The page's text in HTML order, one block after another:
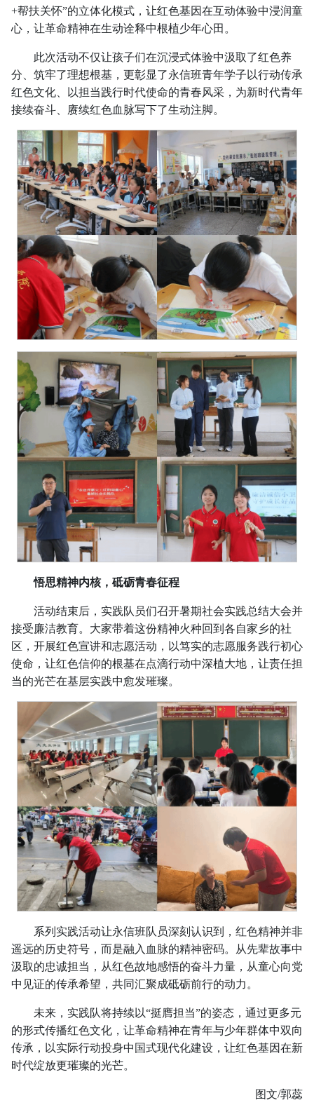
+帮扶关怀”的立体化模式，让红色基因在互动体验中浸润童
心，让革命精神在生动诠释中根植少年心田。
此次活动不仅让孩子们在沉浸式体验中汲取了红色养
分、筑牢了理想根基，更彰显了永信班青年学子以行动传承
红色文化、以担当践行时代使命的青春风采，为新时代青年
接续奋斗、赓续红色血脉写下了生动注脚。
悟思精神内核，砥砺青春征程
活动结束后，实践队员们召开暑期社会实践总结大会并
接受廉洁教育。大家带着这份精神火种回到各自家乡的社
区，开展红色宣讲和志愿活动，以笃实的志愿服务践行初心
使命，让红色信仰的根基在点滴行动中深植大地，让责任担
当的光芒在基层实践中愈发璀璨。
系列实践活动让永信班队员深刻认识到，红色精神并非
遥远的历史符号，而是融入血脉的精神密码。从先辈故事中
汲取的忠诚担当，从红色故地感悟的奋斗力量，从童心向党
中见证的传承希望，共同汇聚成砥砺前行的动力。
未来，实践队将持续以“挺膺担当”的姿态，通过更多元
的形式传播红色文化，让革命精神在青年与少年群体中双向
传承，以实际行动投身中国式现代化建设，让红色基因在新
时代绽放更璀璨的光芒。
图文/郭蕊